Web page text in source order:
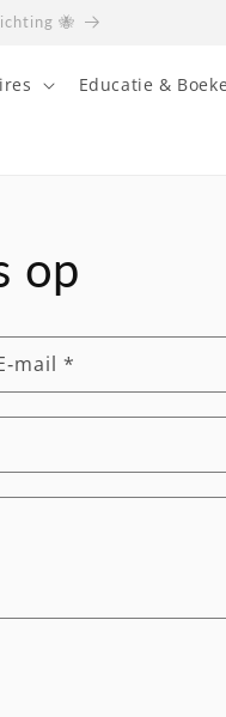
€50,- (binnen Nederland)
Educatie &
op
*